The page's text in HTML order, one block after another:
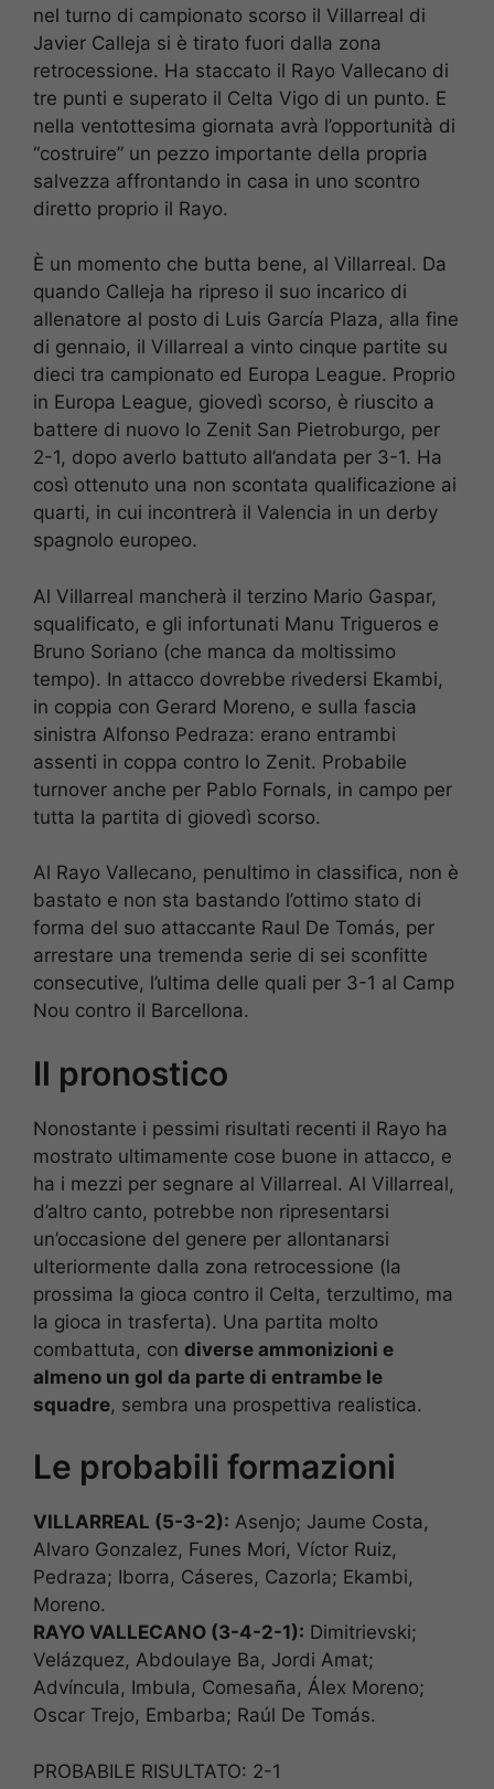
nel turno di campionato scorso il Villarreal di
Javier Calleja si è tirato fuori dalla zona
retrocessione. Ha staccato il Rayo Vallecano di
tre punti e superato il Celta Vigo di un punto. E
nella ventottesima giornata avrà l’opportunità di
“costruire” un pezzo importante della propria
salvezza affrontando in casa in uno scontro
diretto proprio il Rayo.
È un momento che butta bene, al Villarreal. Da
quando Calleja ha ripreso il suo incarico di
allenatore al posto di Luis García Plaza, alla fine
di gennaio, il Villarreal a vinto cinque partite su
dieci tra campionato ed Europa League. Proprio
in Europa League, giovedì scorso, è riuscito a
battere di nuovo lo Zenit San Pietroburgo, per
2-1, dopo averlo battuto all’andata per 3-1. Ha
così ottenuto una non scontata qualificazione ai
quarti, in cui incontrerà il Valencia in un derby
spagnolo europeo.
Al Villarreal mancherà il terzino Mario Gaspar,
squalificato, e gli infortunati Manu Trigueros e
Bruno Soriano (che manca da moltissimo
tempo). In attacco dovrebbe rivedersi Ekambi,
in coppia con Gerard Moreno, e sulla fascia
sinistra Alfonso Pedraza: erano entrambi
assenti in coppa contro lo Zenit. Probabile
turnover anche per Pablo Fornals, in campo per
tutta la partita di giovedì scorso.
Al Rayo Vallecano, penultimo in classifica, non è
bastato e non sta bastando l’ottimo stato di
forma del suo attaccante Raul De Tomás, per
arrestare una tremenda serie di sei sconfitte
consecutive, l’ultima delle quali per 3-1 al Camp
Nou contro il Barcellona.
Il pronostico
Nonostante i pessimi risultati recenti il Rayo ha
mostrato ultimamente cose buone in attacco, e
ha i mezzi per segnare al Villarreal. Al Villarreal,
d’altro canto, potrebbe non ripresentarsi
un’occasione del genere per allontanarsi
ulteriormente dalla zona retrocessione (la
prossima la gioca contro il Celta, terzultimo, ma
la gioca in trasferta). Una partita molto
combattuta, con diverse ammonizioni e
almeno un gol da parte di entrambe le
squadre, sembra una prospettiva realistica.
Le probabili formazioni
VILLARREAL (5-3-2): Asenjo; Jaume Costa,
Alvaro Gonzalez, Funes Mori, Víctor Ruiz,
Pedraza; Iborra, Cáseres, Cazorla; Ekambi,
Moreno.
RAYO VALLECANO (3-4-2-1): Dimitrievski;
Velázquez, Abdoulaye Ba, Jordi Amat;
Advíncula, Imbula, Comesaña, Álex Moreno;
Oscar Trejo, Embarba; Raúl De Tomás.
PROBABILE RISULTATO: 2-1